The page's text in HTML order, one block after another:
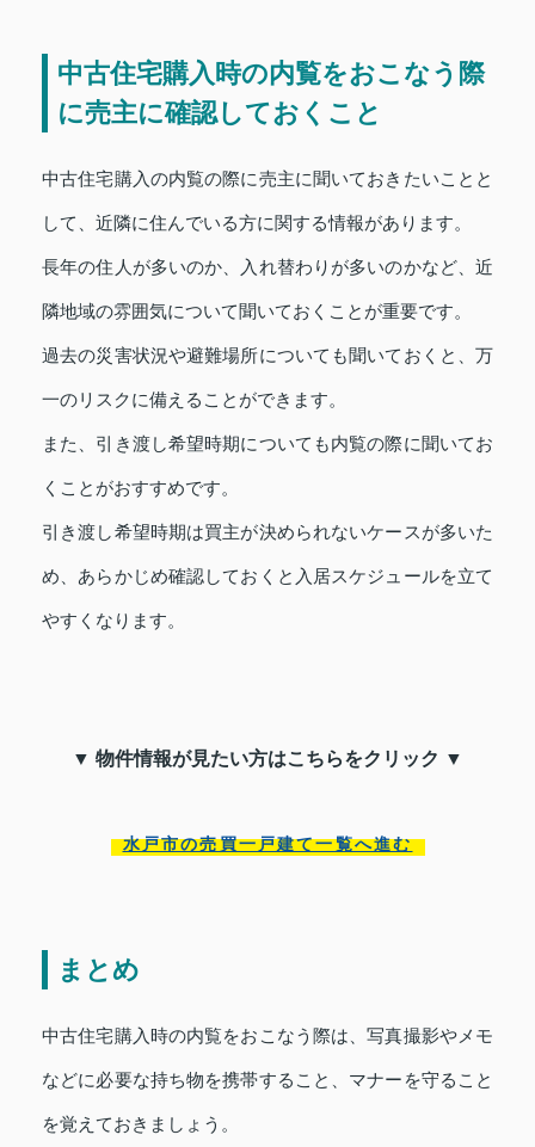
中古住宅購入時の内覧をおこなう際
に売主に確認しておくこと
中古住宅購入の内覧の際に売主に聞いておきたいことと
して、近隣に住んでいる方に関する情報があります。
長年の住人が多いのか、入れ替わりが多いのかなど、近
隣地域の雰囲気について聞いておくことが重要です。
過去の災害状況や避難場所についても聞いておくと、万
一のリスクに備えることができます。
また、引き渡し希望時期についても内覧の際に聞いてお
くことがおすすめです。
引き渡し希望時期は買主が決められないケースが多いた
め、あらかじめ確認しておくと入居スケジュールを立て
やすくなります。
▼ 物件情報が見たい方はこちらをクリック ▼
水戸市の売買一戸建て一覧へ進む
まとめ
中古住宅購入時の内覧をおこなう際は、写真撮影やメモ
などに必要な持ち物を携帯すること、マナーを守ること
を覚えておきましょう。